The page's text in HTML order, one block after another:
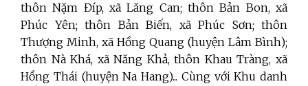
thôn Nặm Đíp, xã Lăng Can; thôn Bản Bon, xã
Phúc Yên; thôn Bản Biến, xã Phúc Sơn; thôn
Thượng Minh, xã Hồng Quang (huyện Lâm Bình);
thôn Nà Khá, xã Năng Khả, thôn Khau Tràng, xã
Hồng Thái (huyện Na Hang)... Cùng với Khu danh